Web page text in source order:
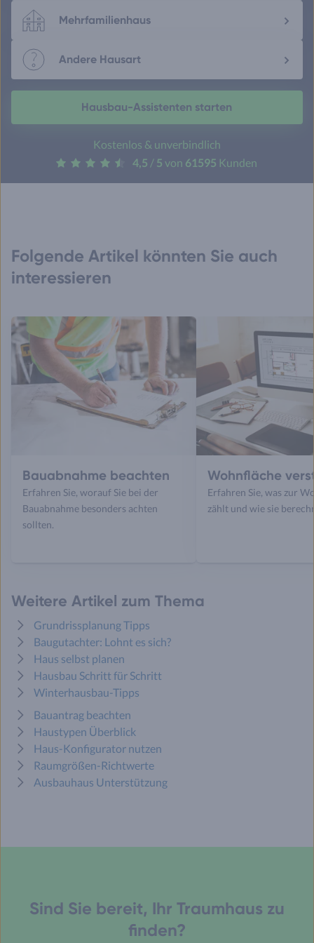
Mehrfamilienhaus
Andere Hausart
Hausbau-Assistenten starten
Kostenlos & unverbindlich
4,5 / 5 von 61595 Kunden
Folgende Artikel könnten Sie auch
interessieren
Bauabnahme beachten
Erfahren Sie, worauf Sie bei der
Bauabnahme besonders achten
sollten.
Wohnfläche
Erfahren Sie, was zur
zählt und wie sie
Weitere Artikel zum Thema
Grundrissplanung Tipps
Baugutachter: Lohnt es sich?
Haus selbst planen
Hausbau Schritt für Schritt
Winterhausbau-Tipps
Bauantrag beachten
Haustypen Überblick
Haus-Konfigurator nutzen
Raumgrößen-Richtwerte
Ausbauhaus Unterstützung
Sind Sie bereit, Ihr Traumhaus zu
finden?